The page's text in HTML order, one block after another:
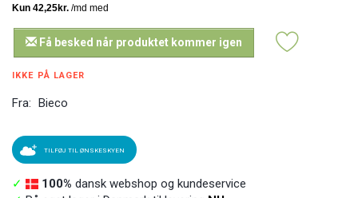
Få besked når produktet kommer igen
IKKE PÅ LAGER
Fra: Bieco
TILFØJ TIL ØNSKESKYEN
✓ 100% dansk webshop og kundeservice